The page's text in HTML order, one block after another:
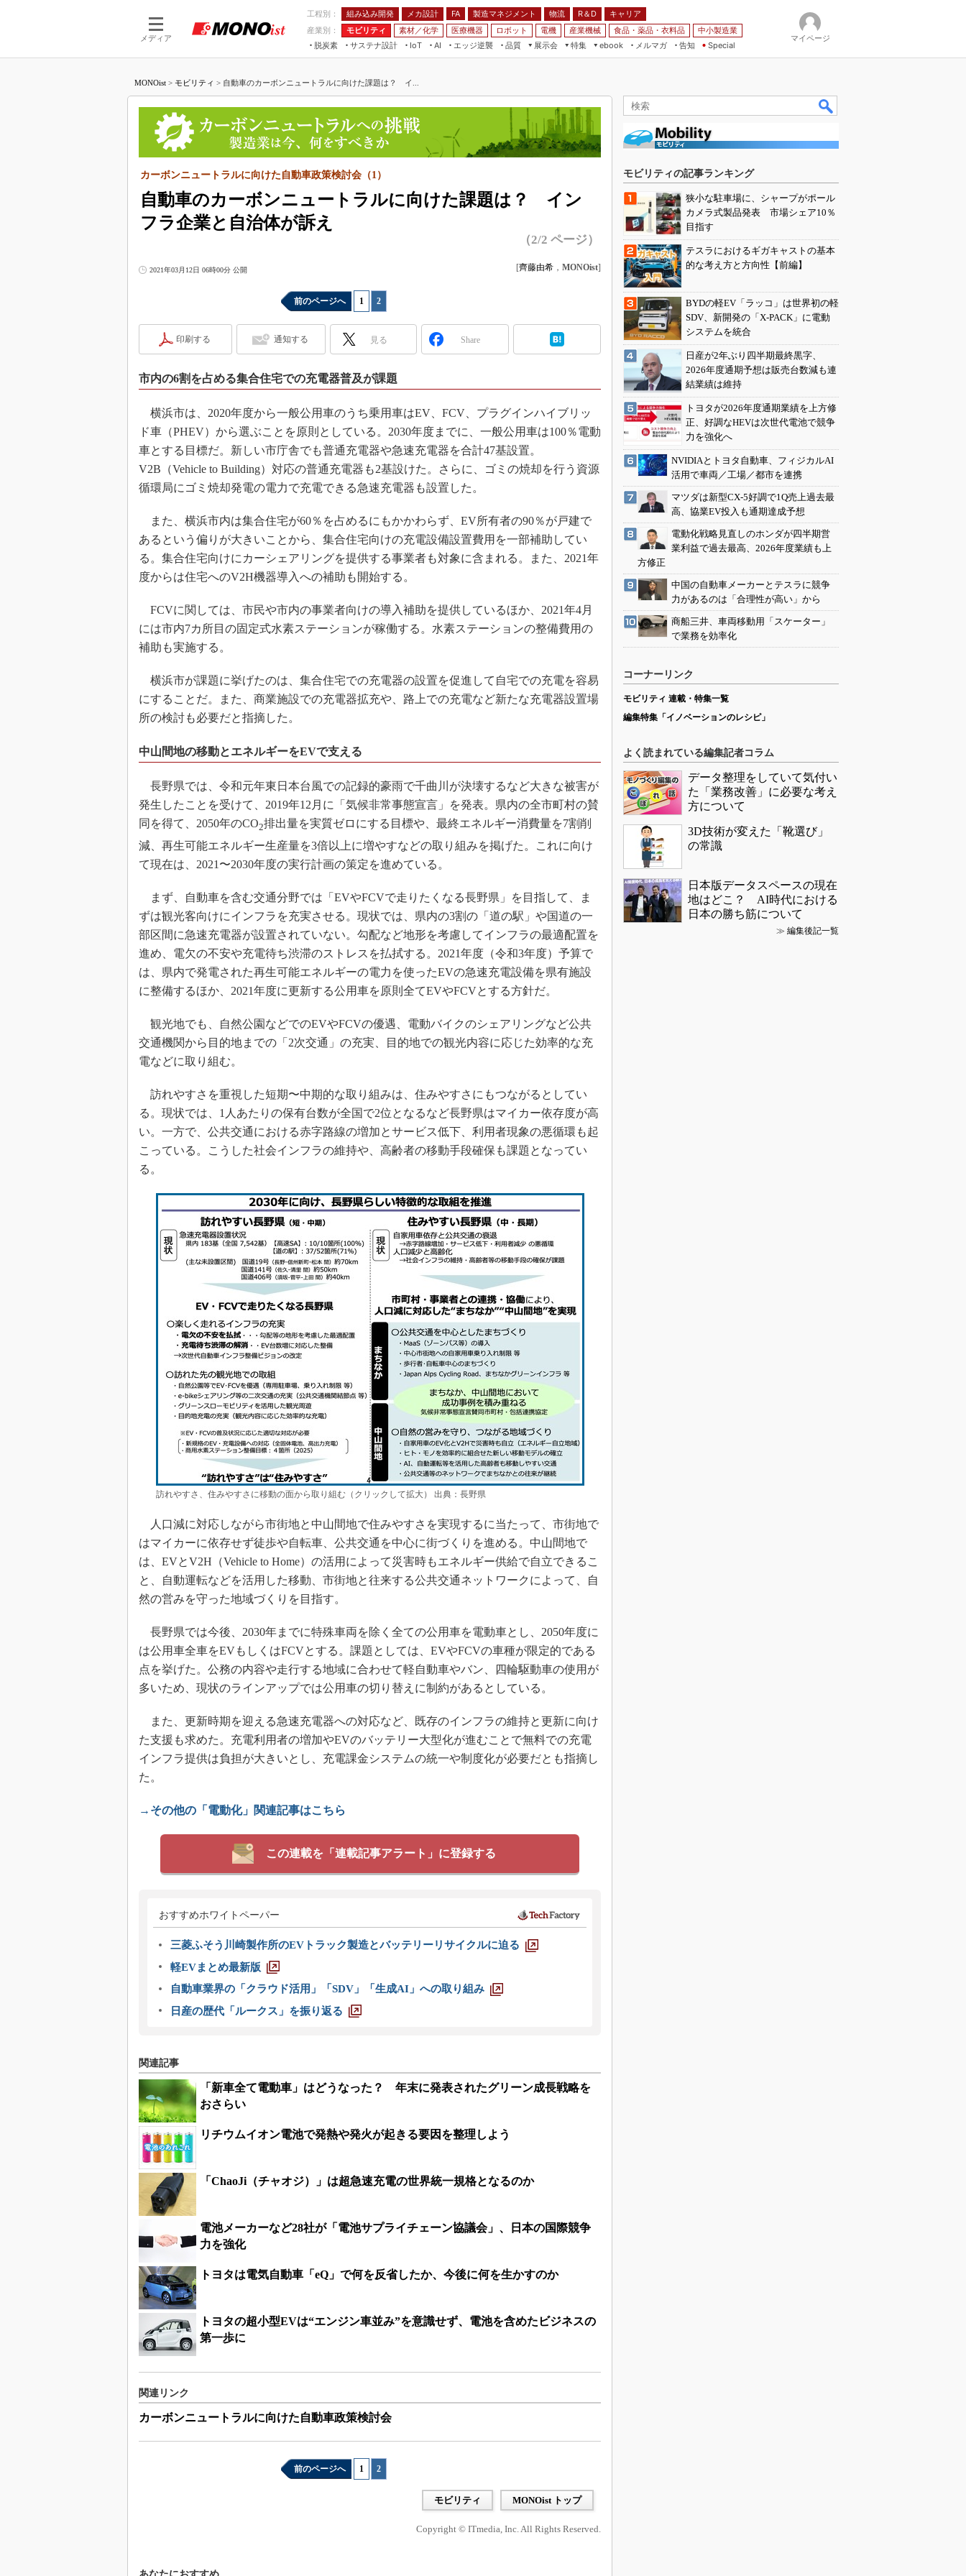
メディア
工程別： 組み込み開発 メカ設計 FA 製造マネジメント 物流 R＆D
キャリア
産業別：
モビリティ 素材／化学 医療機器 ロボット 電機 産業機械 食品・薬品・衣料品
中小製造業
脱炭素
サステナ設計
IoT
つながる工場
つながるサービス
AI
AI×設備保全
Physical AI
エッジ逆襲 品質
展示会
JIMTOF
組込み/エッジ コンピューティング
展＆IoT/5Gソリューション展
国際ロボット展
TECHNO-FRONTIER
産業オープンネット展
特集
5G
フィールドサービス
組み込み画像技術
3Dプリンタ
デジタルツインとCAE
イノベーション
製造業ビッグデータ
植物工場
海外生産
ebook
製造マネジメント
FA
モビリティ
メルマガ
告知 Special
マイページ
MONOist > モビリティ > 自動車のカーボンニュートラルに向けた課題は？ イ...
自動車のカーボンニュートラルに向けた課題は？ イン
フラ企業と自治体が訴え
カーボンニュートラルに向けた自動車政策検討会（1）
（2/2 ページ）
2021年03月12日 06時00分 公開 [齊藤由希 ， MONOist]
前のページへ 1 2
印刷する 通知する 見る Share
市内の6割を占める集合住宅での充電器普及が課題
横浜市は、2020年度から一般公用車のうち乗用車はEV、FCV、プラグインハイブリッ
ド車（PHEV）から選ぶことを原則としている。2030年度までに、一般公用車は100％電動
車とする目標だ。新しい市庁舎でも普通充電器や急速充電器を合計47基設置。
V2B（Vehicle to Building）対応の普通充電器も2基設けた。さらに、ゴミの焼却を行う資源
循環局にゴミ焼却発電の電力で充電できる急速充電器も設置した。
また、横浜市内は集合住宅が60％を占めるにもかかわらず、EV所有者の90％が戸建で
あるという偏りが大きいことから、集合住宅向けの充電設備設置費用を一部補助してい
る。集合住宅向けにカーシェアリングを提供する事業者も対象に含まれる。また、2021年
度からは住宅へのV2H機器導入への補助も開始する。
FCVに関しては、市民や市内の事業者向けの導入補助を提供しているほか、2021年4月
には市内7カ所目の固定式水素ステーションが稼働する。水素ステーションの整備費用の
補助も実施する。
横浜市が課題に挙げたのは、集合住宅での充電器の設置を促進して自宅での充電を容易
にすることだ。また、商業施設での充電器拡充や、路上での充電など新たな充電器設置場
所の検討も必要だと指摘した。
中山間地の移動とエネルギーをEVで支える
長野県では、令和元年東日本台風での記録的豪雨で千曲川が決壊するなど大きな被害が
発生したことを受けて、2019年12月に「気候非常事態宣言」を発表。県内の全市町村の賛
同を得て、2050年のCO2排出量を実質ゼロにする目標や、最終エネルギー消費量を7割削
減、再生可能エネルギー生産量を3倍以上に増やすなどの取り組みを掲げた。これに向け
て現在は、2021〜2030年度の実行計画の策定を進めている。
まず、自動車を含む交通分野では「EVやFCVで走りたくなる長野県」を目指して、ま
ずは観光客向けにインフラを充実させる。現状では、県内の3割の「道の駅」や国道の一
部区間に急速充電器が設置されていない。勾配など地形を考慮してインフラの最適配置を
進め、電欠の不安や充電待ち渋滞のストレスを払拭する。2021年度（令和3年度）予算で
は、県内で発電された再生可能エネルギーの電力を使ったEVの急速充電設備を県有施設
に整備するほか、2021年度に更新する公用車を原則全てEVやFCVとする方針だ。
観光地でも、自然公園などでのEVやFCVの優遇、電動バイクのシェアリングなど公共
交通機関から目的地までの「2次交通」の充実、目的地での観光内容に応じた効率的な充
電などに取り組む。
訪れやすさを重視した短期〜中期的な取り組みは、住みやすさにもつながるとしてい
る。現状では、1人あたりの保有台数が全国で2位となるなど長野県はマイカー依存度が高
い。一方で、公共交通における赤字路線の増加とサービス低下、利用者現象の悪循環も起
こっている。こうした社会インフラの維持や、高齢者の移動手段確保も課題となってい
る。
訪れやすさ、住みやすさに移動の面から取り組む（クリックして拡大） 出典：長野県
人口減に対応しながら市街地と中山間地で住みやすさを実現するに当たって、市街地で
はマイカーに依存せず徒歩や自転車、公共交通を中心に街づくりを進める。中山間地で
は、EVとV2H（Vehicle to Home）の活用によって災害時もエネルギー供給で自立できるこ
と、自動運転などを活用した移動、市街地と往来する公共交通ネットワークによって、自
然の営みを守った地域づくりを目指す。
長野県では今後、2030年までに特殊車両を除く全ての公用車を電動車とし、2050年度に
は公用車全車をEVもしくはFCVとする。課題としては、EVやFCVの車種が限定的である
点を挙げた。公務の内容や走行する地域に合わせて軽自動車やバン、四輪駆動車の使用が
多いため、現状のラインアップでは公用車の切り替えに制約があるとしている。
また、更新時期を迎える急速充電器への対応など、既存のインフラの維持と更新に向け
た支援も求めた。充電利用者の増加やEVのバッテリー大型化が進むことで無料での充電
インフラ提供は負担が大きいとし、充電課金システムの統一や制度化が必要だとも指摘し
た。
→その他の「電動化」関連記事はこちら
この連載を「連載記事アラート」に登録する
おすすめホワイトペーパー
三菱ふそう川崎製作所のEVトラック製造とバッテリーリサイクルに迫る
軽EVまとめ最新版
自動車業界の「クラウド活用」「SDV」「生成AI」への取り組み
日産の歴代「ルークス」を振り返る
関連記事
「新車全て電動車」はどうなった？ 年末に発表されたグリーン成長戦略を
おさらい
リチウムイオン電池で発熱や発火が起きる要因を整理しよう
「ChaoJi（チャオジ）」は超急速充電の世界統一規格となるのか
電池メーカーなど28社が「電池サプライチェーン協議会」、日本の国際競争
力を強化
トヨタは電気自動車「eQ」で何を反省したか、今後に何を生かすのか
トヨタの超小型EVは“エンジン車並み”を意識せず、電池を含めたビジネスの
第一歩に
関連リンク
カーボンニュートラルに向けた自動車政策検討会
前のページへ 1 2
モビリティ MONOist トップ
Copyright © ITmedia, Inc. All Rights Reserved.
モビリティの記事ランキング
狭小な駐車場に、シャープがポール
カメラ式製品発表 市場シェア10％
目指す
テスラにおけるギガキャストの基本
的な考え方と方向性【前編】
BYDの軽EV「ラッコ」は世界初の軽
SDV、新開発の「X-PACK」に電動
システムを統合
日産が2年ぶり四半期最終黒字、
2026年度通期予想は販売台数減も連
結業績は維持
トヨタが2026年度通期業績を上方修
正、好調なHEVは次世代電池で競争
力を強化へ
NVIDIAとトヨタ自動車、フィジカルAI
活用で車両／工場／都市を連携
マツダは新型CX-5好調で1Q売上過去最
高、協業EV投入も通期達成予想
電動化戦略見直しのホンダが四半期営
業利益で過去最高、2026年度業績も上
方修正
中国の自動車メーカーとテスラに競争
力があるのは「合理性が高い」から
商船三井、車両移動用「スケーター」
で業務を効率化
コーナーリンク
モビリティ 連載・特集一覧
編集特集「イノベーションのレシピ」
よく読まれている編集記者コラム
データ整理をしていて気付い
た「業務改善」に必要な考え
方について
3D技術が変えた「靴選び」
の常識
日本版データスペースの現在
地はどこ？ AI時代における
日本の勝ち筋について
≫ 編集後記一覧